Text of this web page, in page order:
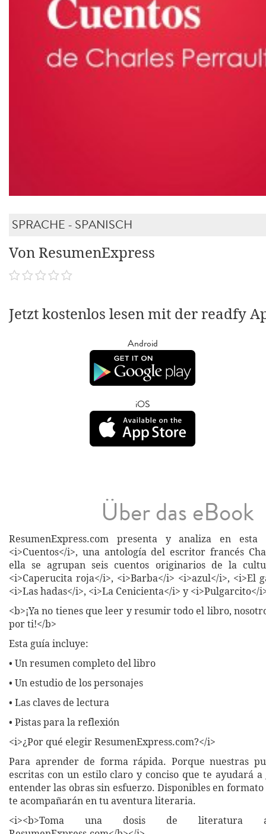
SPRACHE - SPANISCH
Von ResumenExpress
Jetzt kostenlos lesen mit der readfy
Android
iOS
Über das eBook
ResumenExpress.com presenta y analiza en
<i>Cuentos</i>, una antología del escritor francés
ella se agrupan seis cuentos originarios de la
<i>Caperucita roja</i>, <i>Barba</i> <i>azul</i>, <i>El
<i>Las hadas</i>, <i>La Cenicienta</i> y <i>Pulgarcito</
<b>¡Ya no tienes que leer y resumir todo el libro,
por ti!</b>
Esta guía incluye:
• Un resumen completo del libro
• Un estudio de los personajes
• Las claves de lectura
• Pistas para la reflexión
<i>¿Por qué elegir ResumenExpress.com?</i>
Para aprender de forma rápida. Porque nuestras
escritas con un estilo claro y conciso que te ayudará
entender las obras sin esfuerzo. Disponibles en
te acompañarán en tu aventura literaria.
<i><b>Toma una dosis de literatura